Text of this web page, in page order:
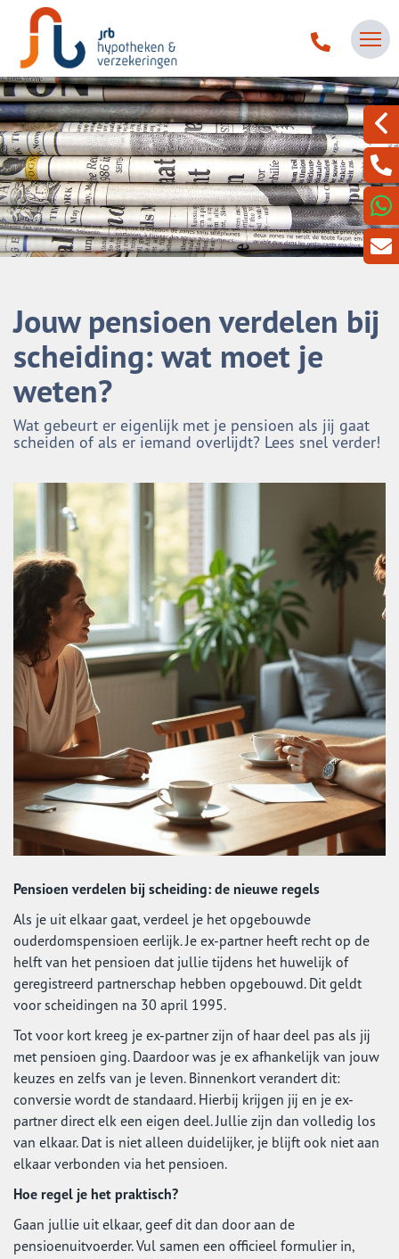
Jouw pensioen verdelen bij
scheiding: wat moet je
weten?
Wat gebeurt er eigenlijk met je pensioen als jij gaat
scheiden of als er iemand overlijdt? Lees snel verder!
Pensioen verdelen bij scheiding: de nieuwe regels
Als je uit elkaar gaat, verdeel je het opgebouwde
ouderdomspensioen eerlijk. Je ex-partner heeft recht op de
helft van het pensioen dat jullie tijdens het huwelijk of
geregistreerd partnerschap hebben opgebouwd. Dit geldt
voor scheidingen na 30 april 1995.
Tot voor kort kreeg je ex-partner zijn of haar deel pas als jij
met pensioen ging. Daardoor was je ex afhankelijk van jouw
keuzes en zelfs van je leven. Binnenkort verandert dit:
conversie wordt de standaard. Hierbij krijgen jij en je ex-
partner direct elk een eigen deel. Jullie zijn dan volledig los
van elkaar. Dat is niet alleen duidelijker, je blijft ook niet aan
elkaar verbonden via het pensioen.
Hoe regel je het praktisch?
Gaan jullie uit elkaar, geef dit dan door aan de
pensioenuitvoerder. Vul samen een officieel formulier in,